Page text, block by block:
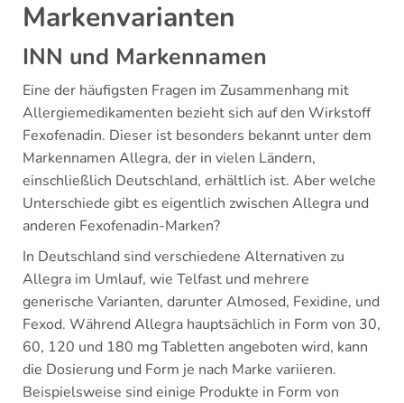
Markenvarianten
INN und Markennamen
Eine der häufigsten Fragen im Zusammenhang mit
Allergiemedikamenten bezieht sich auf den Wirkstoff
Fexofenadin. Dieser ist besonders bekannt unter dem
Markennamen Allegra, der in vielen Ländern,
einschließlich Deutschland, erhältlich ist. Aber welche
Unterschiede gibt es eigentlich zwischen Allegra und
anderen Fexofenadin-Marken?
In Deutschland sind verschiedene Alternativen zu
Allegra im Umlauf, wie Telfast und mehrere
generische Varianten, darunter Almosed, Fexidine, und
Fexod. Während Allegra hauptsächlich in Form von 30,
60, 120 und 180 mg Tabletten angeboten wird, kann
die Dosierung und Form je nach Marke variieren.
Beispielsweise sind einige Produkte in Form von